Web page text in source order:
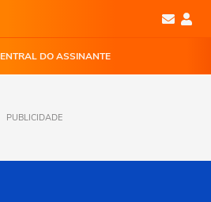
DO ASSINANTE
PUBLICIDADE